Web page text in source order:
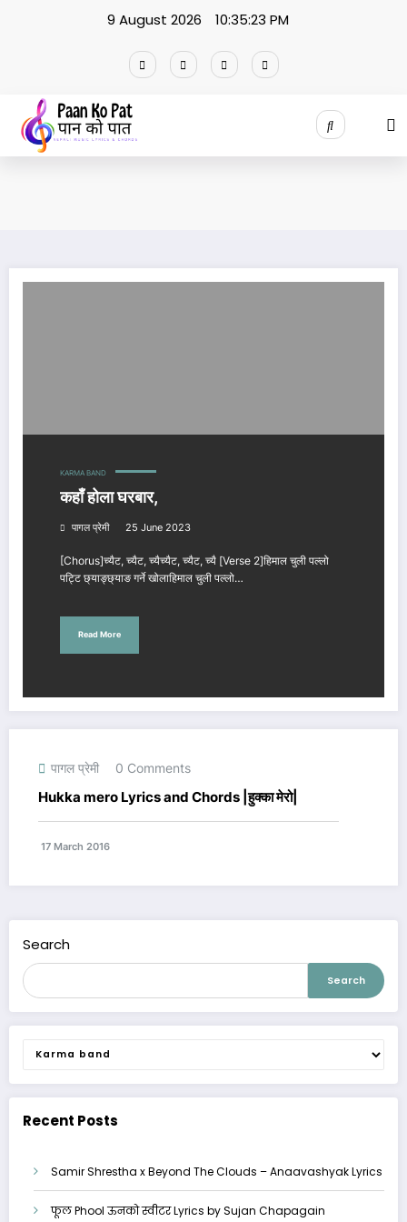
9 August 2026 10:35:23 PM
KARMA BAND
कहाँ होला घरबार,
पागल प्रेमी 25 June 2023
[Chorus]च्यैट, च्यैट, च्यैच्यैट, च्यैट, च्यै [Verse 2]हिमाल चुली पल्लो
पट्टि छ्याङ्छ्याङ गर्ने खोलाहिमाल चुली पल्लो…
Read More
पागल प्रेमी 0 Comments
Hukka mero Lyrics and Chords |हुक्का मेरो|
17 March 2016
Search
Search
Categories
Recent Posts
Samir Shrestha x Beyond The Clouds – Anaavashyak Lyrics
फूल Phool ऊनको स्वीटर Lyrics by Sujan Chapagain